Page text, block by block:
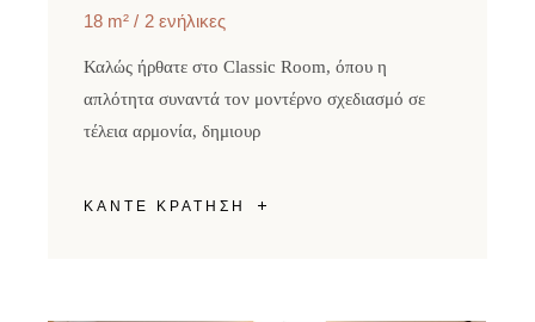
18 m² 2 ενήλικες
Καλώς ήρθατε στο Classic Room, όπου η
απλότητα συναντά τον μοντέρνο σχεδιασμό σε
τέλεια αρμονία, δημιουρ
ΚΑΝΤΕ ΚΡΑΤΗΣΗ